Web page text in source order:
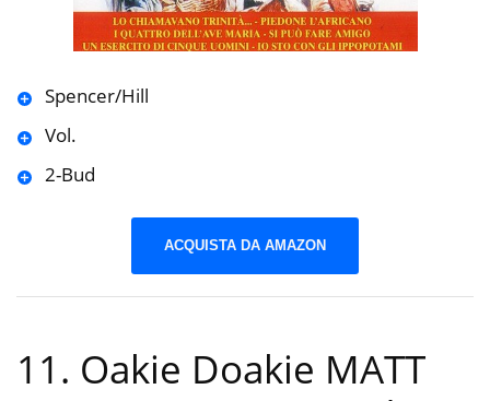
Spencer/Hill
Vol.
2-Bud
ACQUISTA DA AMAZON
11. Oakie Doakie MATT